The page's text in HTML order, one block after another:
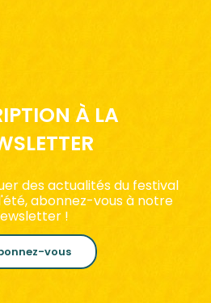
À LA
des actualités du festival
abonnez-vous à notre
!
vous